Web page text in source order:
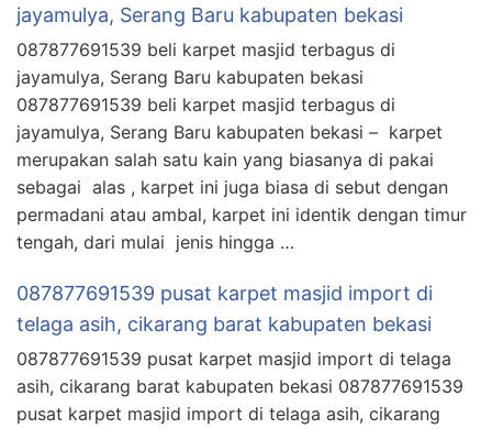
jayamulya, Serang Baru kabupaten bekasi
087877691539 beli karpet masjid terbagus di
jayamulya, Serang Baru kabupaten bekasi
087877691539 beli karpet masjid terbagus di
jayamulya, Serang Baru kabupaten bekasi – karpet
merupakan salah satu kain yang biasanya di pakai
sebagai alas , karpet ini juga biasa di sebut dengan
permadani atau ambal, karpet ini identik dengan timur
tengah, dari mulai jenis hingga …
087877691539 pusat karpet masjid import di
telaga asih, cikarang barat kabupaten bekasi
087877691539 pusat karpet masjid import di telaga
asih, cikarang barat kabupaten bekasi 087877691539
pusat karpet masjid import di telaga asih, cikarang